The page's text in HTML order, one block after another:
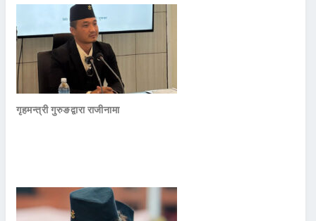
गृहमन्त्री गुरुङद्वारा राजीनामा